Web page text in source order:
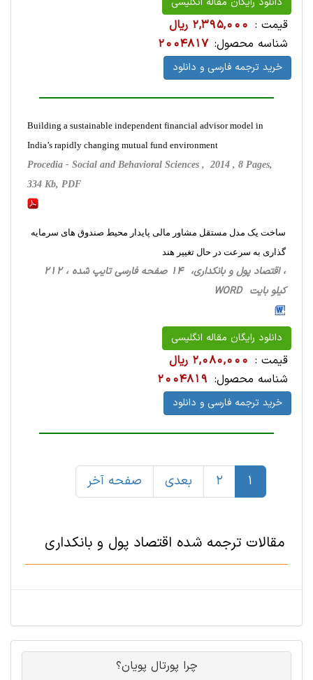
قیمت : 2,395,000 ریال
شناسه محصول: 2004817
خرید ترجمه فارسی و دانلود
Building a sustainable independent financial advisor model in
India’s rapidly changing mutual fund environment
Procedia - Social and Behavioral Sciences , 2014 , 8 Pages,
334 Kb, PDF
ساخت یک مدل مستقل مشاور مالی پایدار محیط صندوق های سرمایه
گذاری به سرعت در حال تغییر هند
، اقتصاد پول و بانکداری، 14 صفحه فارسی تایپ شده ، 212
کیلو بایت WORD
دانلود رایگان مقاله انگلیسی
قیمت : 2,080,000 ریال
شناسه محصول: 2004819
خرید ترجمه فارسی و دانلود
1
2 بعدی صفحه آخر
مقالات ترجمه شده اقتصاد پول و بانکداری
چرا پورتال پویان؟